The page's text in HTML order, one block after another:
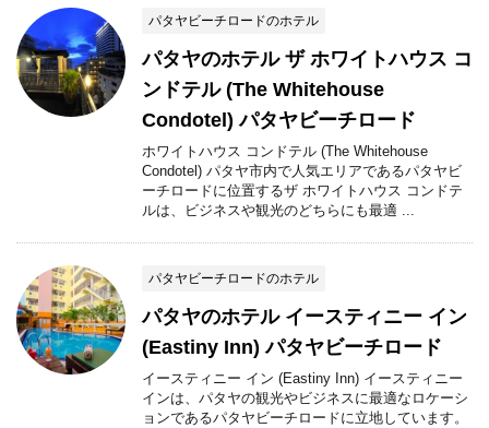
パタヤビーチロードのホテル
パタヤのホテル ザ ホワイトハウス コ
ンドテル (The Whitehouse
Condotel) パタヤビーチロード
ホワイトハウス コンドテル (The Whitehouse
Condotel) パタヤ市内で人気エリアであるパタヤビ
ーチロードに位置するザ ホワイトハウス コンドテ
ルは、ビジネスや観光のどちらにも最適 ...
パタヤビーチロードのホテル
パタヤのホテル イースティニー イン
(Eastiny Inn) パタヤビーチロード
イースティニー イン (Eastiny Inn) イースティニー
インは、パタヤの観光やビジネスに最適なロケーシ
ョンであるパタヤビーチロードに立地しています。